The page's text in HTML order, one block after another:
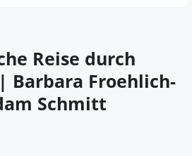
Reise durch
Barbara Froehlich-
Schmitt